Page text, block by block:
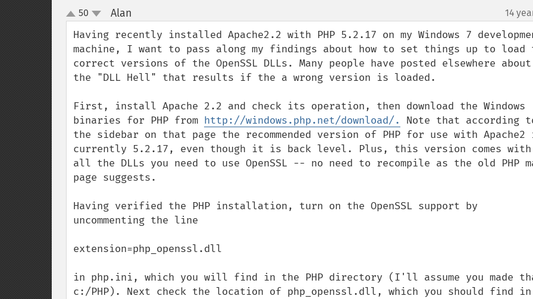
up
down
50 Alan 14
Having recently installed Apache2.2 with PHP 5.2.17 on my Windows 7
machine, I want to pass along my findings about how to set things up to load
correct versions of the OpenSSL DLLs. Many people have posted elsewhere about
the "DLL Hell" that results if the a wrong version is loaded.
First, install Apache 2.2 and check its operation, then download the Windows
binaries for PHP from http://windows.php.net/download/.
Note that according
the sidebar on that page the recommended version of PHP for use with Apache2
currently 5.2.17, even though it is back level. Plus, this version comes with
all the DLLs you need to use OpenSSL -- no need to recompile as the old PHP
page suggests.
Having verified the PHP installation, turn on the OpenSSL support by
uncommenting the line
extension=php_openssl.dll
in php.ini, which you will find in the PHP directory (I'll assume you made
c:/PHP). Next check the location of php_openssl.dll, which you should find in